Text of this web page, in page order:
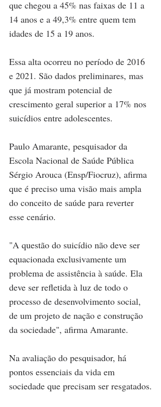
que chegou a 45% nas faixas de 11 a
14 anos e a 49,3% entre quem tem
idades de 15 a 19 anos.
Essa alta ocorreu no período de 2016
e 2021. São dados preliminares, mas
que já mostram potencial de
crescimento geral superior a 17% nos
suicídios entre adolescentes.
Paulo Amarante, pesquisador da
Escola Nacional de Saúde Pública
Sérgio Arouca (Ensp/Fiocruz), afirma
que é preciso uma visão mais ampla
do conceito de saúde para reverter
esse cenário.
"A questão do suicídio não deve ser
equacionada exclusivamente um
problema de assistência à saúde. Ela
deve ser refletida à luz de todo o
processo de desenvolvimento social,
de um projeto de nação e construção
da sociedade", afirma Amarante.
Na avaliação do pesquisador, há
pontos essenciais da vida em
sociedade que precisam ser resgatados.